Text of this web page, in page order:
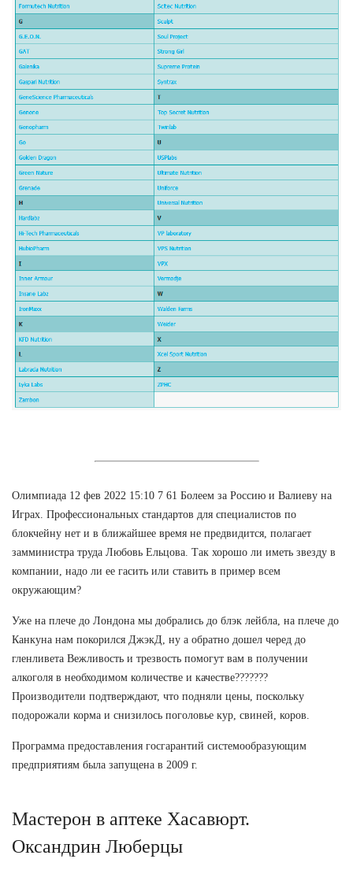
Олимпиада 12 фев 2022 15:10 7 61 Болеем за Россию и Валиеву на
Играх. Профессиональных стандартов для специалистов по
блокчейну нет и в ближайшее время не предвидится, полагает
замминистра труда Любовь Ельцова. Так хорошо ли иметь звезду в
компании, надо ли ее гасить или ставить в пример всем
окружающим?
Уже на плече до Лондона мы добрались до блэк лейбла, на плече до
Канкуна нам покорился ДжэкД, ну а обратно дошел черед до
гленливета Вежливость и трезвость помогут вам в получении
алкоголя в необходимом количестве и качестве???????
Производители подтверждают, что подняли цены, поскольку
подорожали корма и снизилось поголовье кур, свиней, коров.
Программа предоставления госгарантий системообразующим
предприятиям была запущена в 2009 г.
Мастерон в аптеке Хасавюрт.
Оксандрин Люберцы